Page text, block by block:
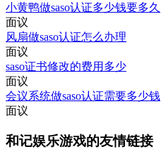
小黄鸭做saso认证多少钱要多久
面议
风扇做saso认证怎么办理
面议
saso证书修改的费用多少
面议
会议系统做saso认证需要多少钱
面议
和记娱乐游戏的友情链接